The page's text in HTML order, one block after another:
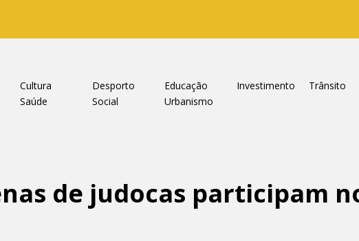
Cultura Desporto Educação Investimento
Trânsito
Saúde Social Urbanismo
de judocas participam